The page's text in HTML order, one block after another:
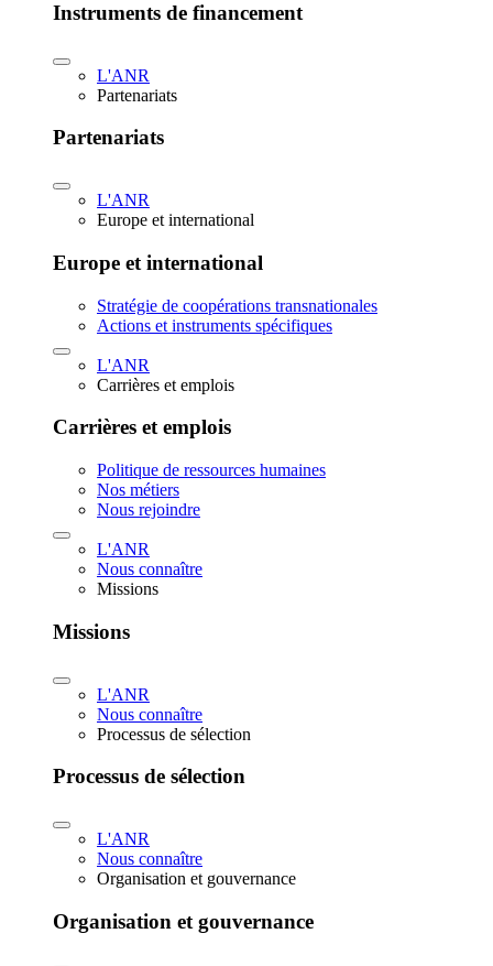
Instruments de financement
L'ANR
Partenariats
Partenariats
L'ANR
Europe et international
Europe et international
Stratégie de coopérations transnationales
Actions et instruments spécifiques
L'ANR
Carrières et emplois
Carrières et emplois
Politique de ressources humaines
Nos métiers
Nous rejoindre
L'ANR
Nous connaître
Missions
Missions
L'ANR
Nous connaître
Processus de sélection
Processus de sélection
L'ANR
Nous connaître
Organisation et gouvernance
Organisation et gouvernance